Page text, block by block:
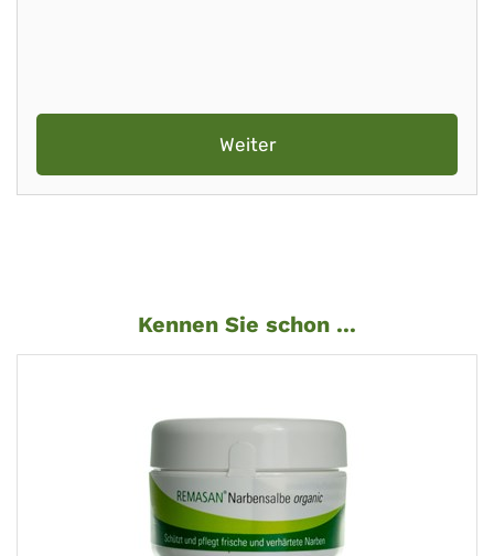
Weiter
Kennen Sie schon ...